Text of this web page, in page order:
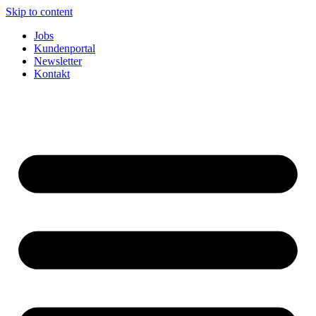
Skip to content
Jobs
Kundenportal
Newsletter
Kontakt